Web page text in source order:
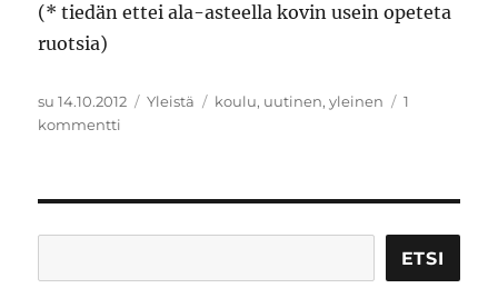
(* tiedän ettei ala-asteella kovin usein opeteta
ruotsia)
Julkaistu
su 14.10.2012 Kategoriat
Yleistä Avainsanat
koulu, uutinen,yleinen
1
kommentti
annetaanko
ETSI